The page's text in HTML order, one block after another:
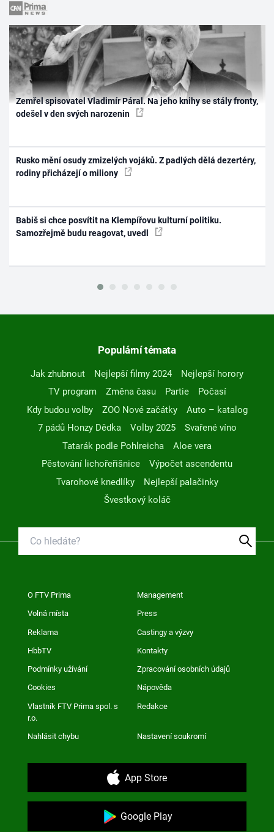
Zemřel spisovatel Vladimír Páral. Na jeho knihy se stály fronty,
odešel v den svých narozenin
Rusko mění osudy zmizelých vojáků. Z padlých dělá dezertéry,
rodiny přicházejí o miliony
Babiš si chce posvítit na Klempířovu kulturní politiku.
Samozřejmě budu reagovat, uvedl
Populární témata
Jak zhubnout Nejlepší filmy 2024
Nejlepší horory
TV program
Změna času Partie
Počasí
Kdy budou volby
ZOO Nové začátky
Auto – katalog
7 pádů Honzy Dědka
Volby 2025
Svařené víno
Tatarák podle Pohlreicha
Aloe vera
Pěstování lichořeřišnice
Výpočet ascendentu
Tvarohové knedlíky
Nejlepší palačinky
Švestkový koláč
O FTV Prima Management
Volná místa Press
Reklama Castingy a výzvy
HbbTV Kontakty
Podmínky užívání Zpracování osobních údajů
Cookies Nápověda
Vlastník FTV Prima spol. s
r.o.
Redakce
Nahlásit chybu Nastavení soukromí
App Store
Google Play